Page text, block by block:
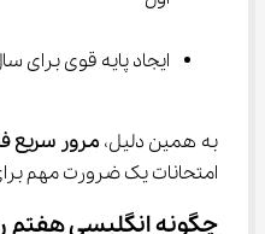
ایجاد پایه قوی برای سال‌های
به همین دلیل، مرور سریع
امتحانات یک ضرورت مهم برای
چگونه انگلیسی هفتم